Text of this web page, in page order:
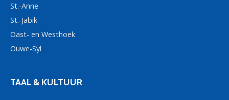
St.-Anne
St.-Jabik
Oast- en Westhoek
Ouwe-Syl
TAAL & KULTUUR